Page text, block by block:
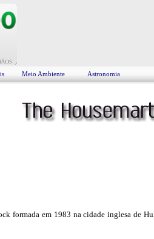
Meio Ambiente Astronomia
formada em 1983 na cidade inglesa de